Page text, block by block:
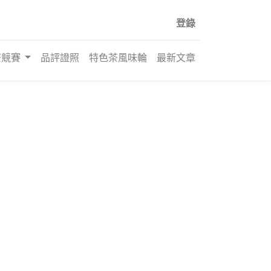
登錄
賽 品評證照 特色茶風味輪 最新文章